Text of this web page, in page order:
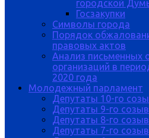
городской
Госзакупки
Символы города
Порядок
правовых актов
Анализ письменных
организаций в
2020 года
Молодежный парламент
Депутаты 10-го
Депутаты 9-го
Депутаты 8-го
Депутаты 7-го